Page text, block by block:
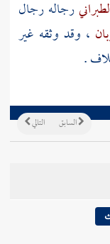
رجاله رجال
، وقد وثقه غير
.
التالي السابق